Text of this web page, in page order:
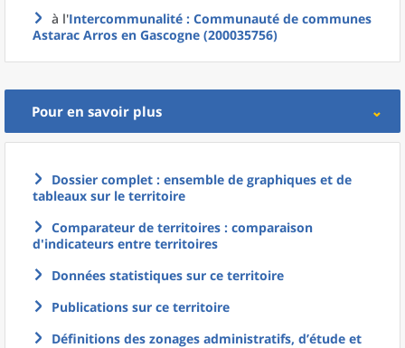
à l'Intercommunalité : Communauté de communes
Astarac Arros en Gascogne (200035756)
Pour en savoir plus
Dossier complet : ensemble de graphiques et de
tableaux sur le territoire
Comparateur de territoires : comparaison
d'indicateurs entre territoires
Données statistiques sur ce territoire
Publications sur ce territoire
Définitions des zonages administratifs, d’étude et